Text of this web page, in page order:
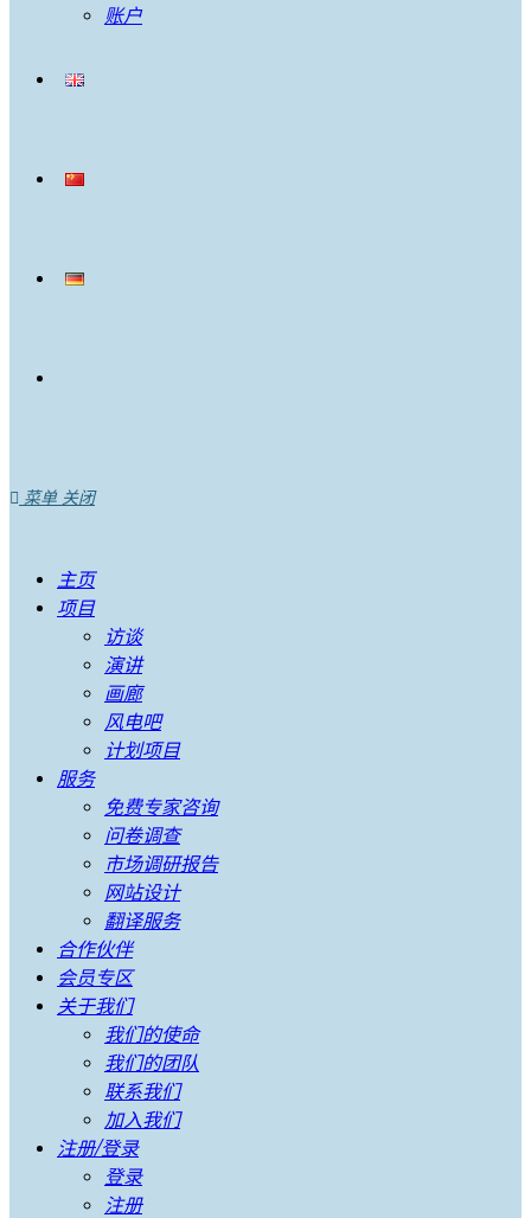
账户
菜单 关闭
主页
项目
访谈
演讲
画廊
风电吧
计划项目
服务
免费专家咨询
问卷调查
市场调研报告
网站设计
翻译服务
合作伙伴
会员专区
关于我们
我们的使命
我们的团队
联系我们
加入我们
注册/登录
登录
注册